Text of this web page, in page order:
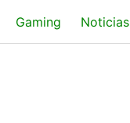
Gaming Noticias